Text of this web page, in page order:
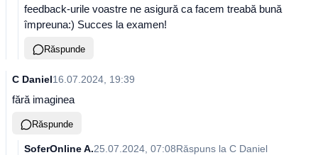
feedback-urile voastre ne asigură ca facem treabă bună
împreuna:) Succes la examen!
Răspunde
C Daniel16.07.2024, 19:39
fără imaginea
Răspunde
SoferOnline A.25.07.2024, 07:08Răspuns la C Daniel